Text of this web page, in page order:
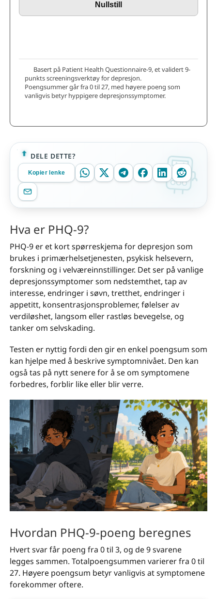
Nullstill
Basert på Patient Health Questionnaire-9, et validert 9-
punkts screeningsverktøy for depresjon.
Poengsummer går fra 0 til 27, med høyere poeng som
vanligvis betyr hyppigere depresjonssymptomer.
DELE DETTE?
Kopier lenke
Hva er PHQ-9?
PHQ-9 er et kort spørreskjema for depresjon som
brukes i primærhelsetjenesten, psykisk helsevern,
forskning og i velværeinnstillinger. Det ser på vanlige
depresjonssymptomer som nedstemthet, tap av
interesse, endringer i søvn, tretthet, endringer i
appetitt, konsentrasjonsproblemer, følelser av
verdiløshet, langsom eller rastløs bevegelse, og
tanker om selvskading.
Testen er nyttig fordi den gir en enkel poengsum som
kan hjelpe med å beskrive symptomnivået. Den kan
også tas på nytt senere for å se om symptomene
forbedres, forblir like eller blir verre.
Hvordan PHQ-9-poeng beregnes
Hvert svar får poeng fra 0 til 3, og de 9 svarene
legges sammen. Totalpoengsummen varierer fra 0 til
27. Høyere poengsum betyr vanligvis at symptomene
forekommer oftere.